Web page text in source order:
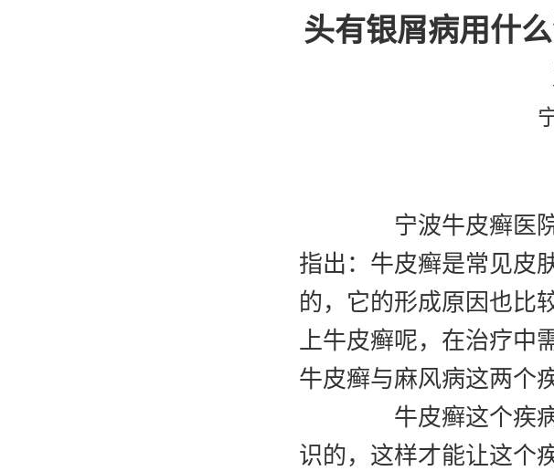
头有银屑病用什
宁波牛皮癣医院
指出：牛皮癣是常见皮
的，它的形成原因也比
上牛皮癣呢，在治疗中
牛皮癣与麻风病这两个
牛皮癣这个疾病
识的，这样才能让这个